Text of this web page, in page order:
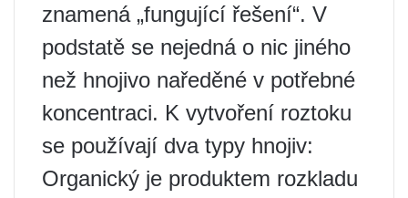
znamená „fungující řešení“. V
podstatě se nejedná o nic jiného
než hnojivo naředěné v potřebné
koncentraci. K vytvoření roztoku
se používají dva typy hnojiv:
Organický je produktem rozkladu